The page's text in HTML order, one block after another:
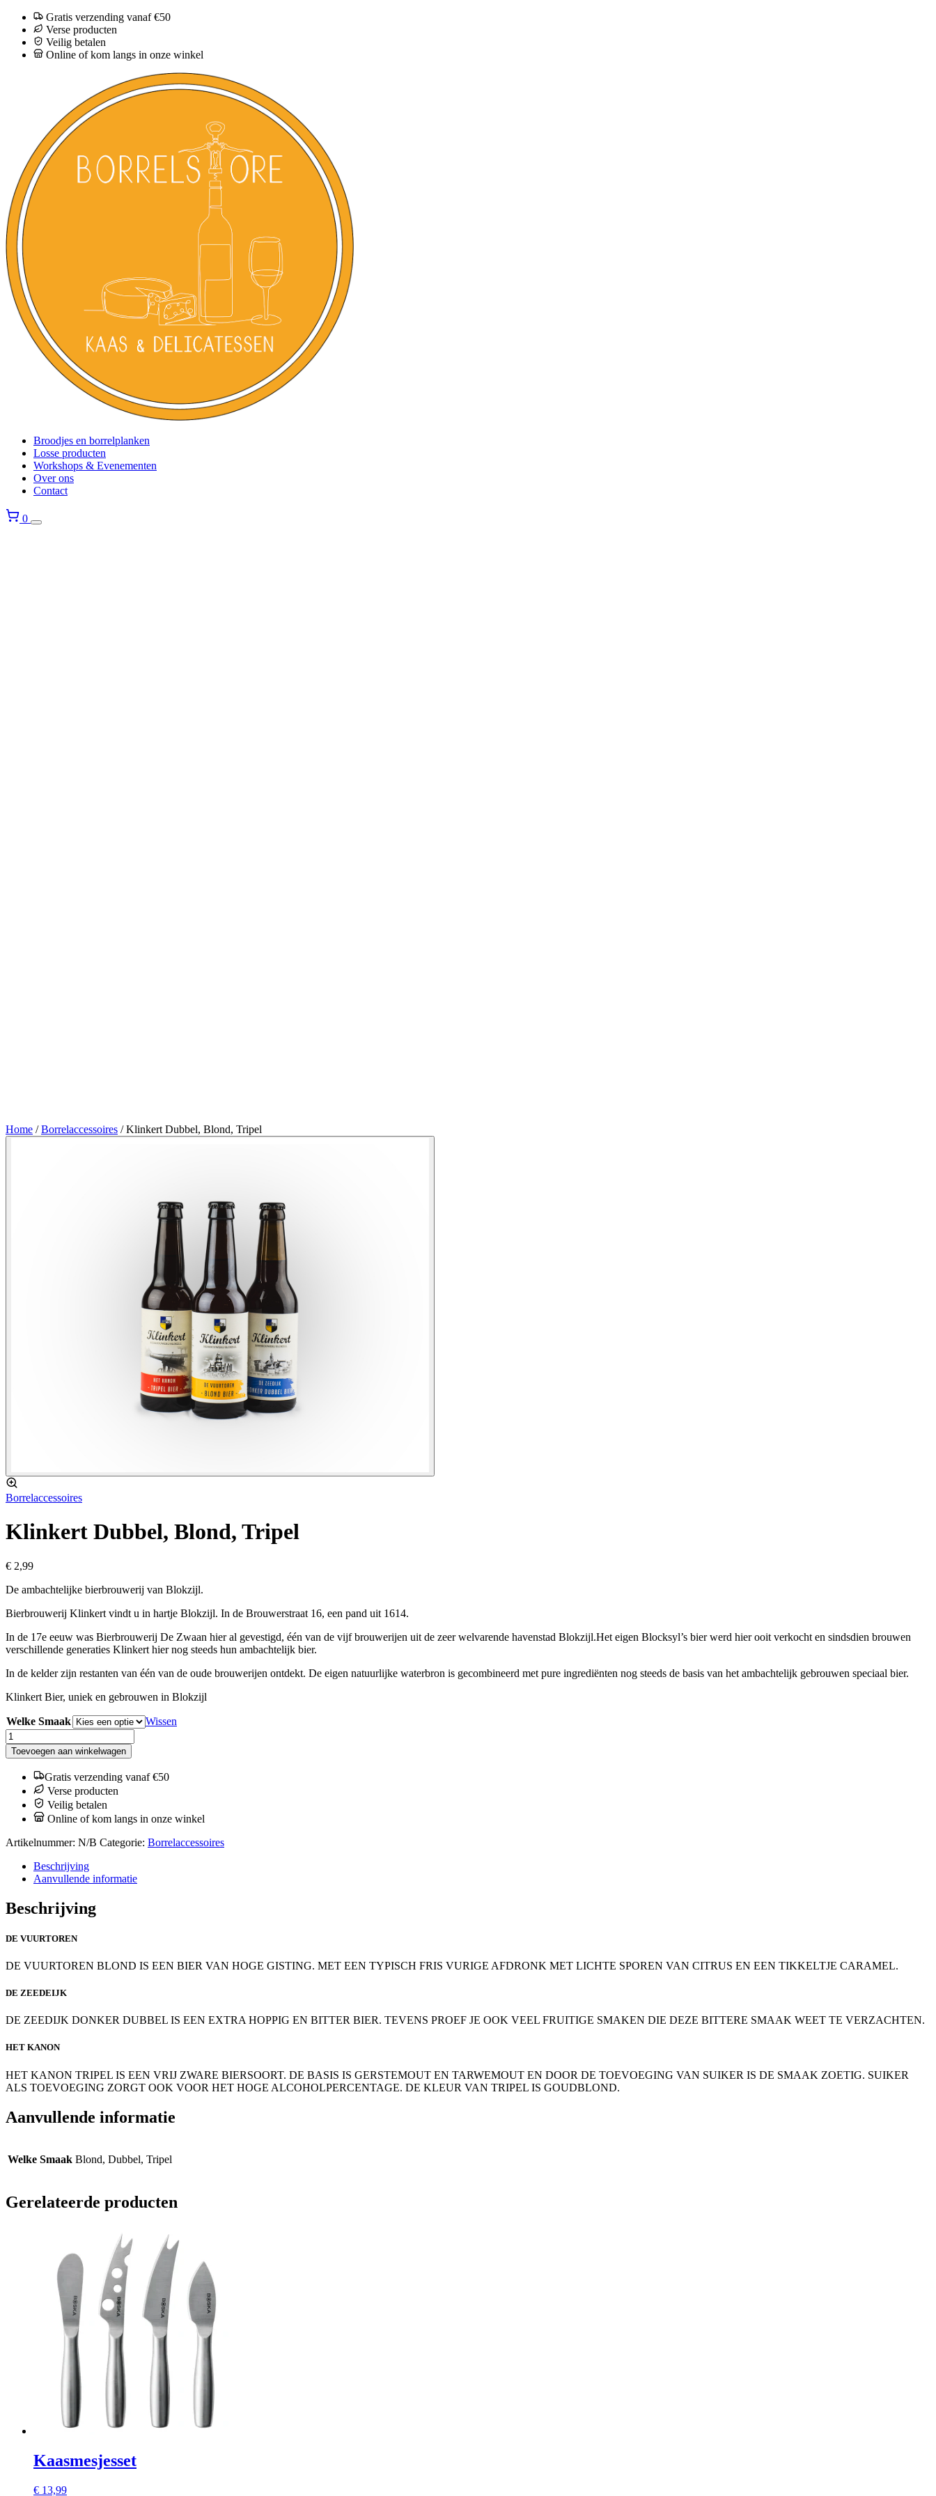
Gratis verzending vanaf €50
Verse producten
Veilig betalen
Online of kom langs in onze winkel
Broodjes en borrelplanken
Losse producten
Workshops & Evenementen
Over ons
Contact
0
Home /Borrelaccessoires / Klinkert Dubbel, Blond, Tripel
Borrelaccessoires
Klinkert Dubbel, Blond, Tripel
€ 2,99
De ambachtelijke bierbrouwerij van Blokzijl.
Bierbrouwerij Klinkert vindt u in hartje Blokzijl. In de Brouwerstraat 16, een pand uit 1614.
In de 17e eeuw was Bierbrouwerij De Zwaan hier al gevestigd, één van de vijf brouwerijen uit de zeer welvarende havenstad Blokzijl.Het eigen Blocksyl’s bier werd hier ooit verkocht en sindsdien brouwen
verschillende generaties Klinkert hier nog steeds hun ambachtelijk bier.
In de kelder zijn restanten van één van de oude brouwerijen ontdekt. De eigen natuurlijke waterbron is gecombineerd met pure ingrediënten nog steeds de basis van het ambachtelijk gebrouwen speciaal bier.
Klinkert Bier, uniek en gebrouwen in Blokzijl
Welke Smaak
Wissen
Klinkert
Dubbel,
Blond,
Toevoegen aan winkelwagen
Gratis verzending vanaf €50
Verse producten
Veilig betalen
Online of kom langs in onze winkel
Artikelnummer: N/B Categorie: Borrelaccessoires
Beschrijving
Aanvullende informatie
Beschrijving
DE VUURTOREN
DE VUURTOREN BLOND IS EEN BIER VAN HOGE GISTING. MET EEN TYPISCH FRIS VURIGE AFDRONK MET LICHTE SPOREN VAN CITRUS EN EEN TIKKELTJE CARAMEL.
DE ZEEDEIJK
DE ZEEDIJK DONKER DUBBEL IS EEN EXTRA HOPPIG EN BITTER BIER. TEVENS PROEF JE OOK VEEL FRUITIGE SMAKEN DIE DEZE BITTERE SMAAK WEET TE VERZACHTEN.
HET KANON
HET KANON TRIPEL IS EEN VRIJ ZWARE BIERSOORT. DE BASIS IS GERSTEMOUT EN TARWEMOUT EN DOOR DE TOEVOEGING VAN SUIKER IS DE SMAAK ZOETIG. SUIKER
ALS TOEVOEGING ZORGT OOK VOOR HET HOGE ALCOHOLPERCENTAGE. DE KLEUR VAN TRIPEL IS GOUDBLOND.
Aanvullende informatie
Welke Smaak Blond, Dubbel, Tripel
Gerelateerde producten
Kaasmesjesset
€ 13,99